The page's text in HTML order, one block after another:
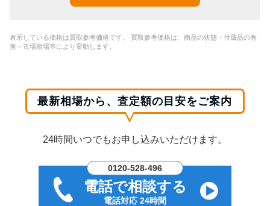
表示している価格は買取参考価格です。 買取参考価格は、商品の状態・付属品の有
無・市場相場等により変動します。
最新相場から、査定額の目安をご案内
24時間いつでもお申し込みいただけます。
0120-528-496
電話で相談する
電話対応 24時間